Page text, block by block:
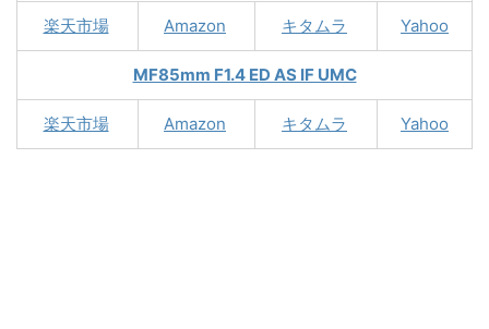
楽天市場 Amazon キタムラ Yahoo
MF85mm F1.4 ED AS IF UMC
楽天市場 Amazon キタムラ Yahoo